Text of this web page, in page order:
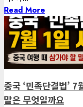
3
게재된 글
아침마다 지혜
[아침마다 지혜 #439]
4
Read More
1 minute read
게재된 글
글로벌 트렌드
중국 ‘민족단결법’
말은 무엇일까요